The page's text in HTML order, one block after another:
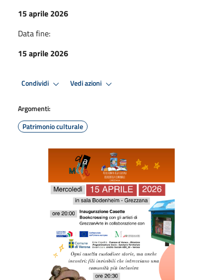
15 aprile 2026
Data fine:
15 aprile 2026
Condividi Vedi azioni
Argomenti:
Patrimonio culturale